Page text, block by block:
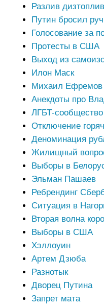
Разлив
Путин бросил
Голосование за
Протесты в США
Выход из
Илон Маск
Михаил Ефремов
Анекдоты про
ЛГБТ-сообщество
Отключение
Деноминация
Жилищный
Выборы в
Эльман Пашаев
Ребрендинг
Ситуация в
Вторая волна
Выборы в США
Хэллоуин
Артем Дзюба
Разнотык
Дворец Путина
Запрет мата